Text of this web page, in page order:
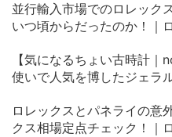
並行輸入市場でのロレック
いつ頃からだったのか！｜
【気になるちょい古時計
使いで人気を博したジェラ
ロレックスとパネライの意
クス相場定点チェック！｜